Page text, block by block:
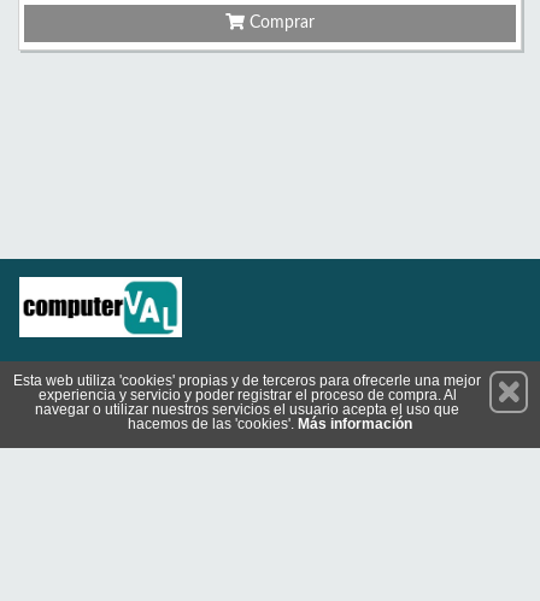
Comprar
Suscríbete
Esta web utiliza 'cookies' propias y de terceros para ofrecerle una mejor
experiencia y servicio y poder registrar el proceso de compra. Al
navegar o utilizar nuestros servicios el usuario acepta el uso que
hacemos de las 'cookies'. Más información